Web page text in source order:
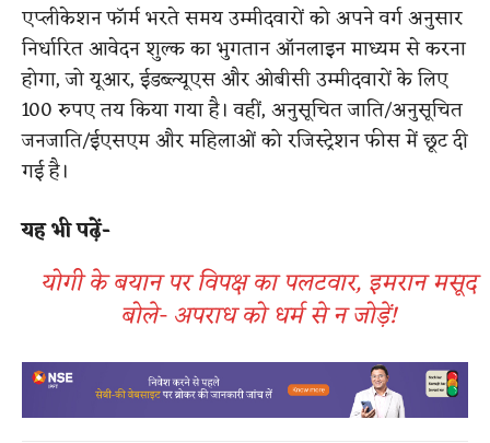
एप्लीकेशन फॉर्म भरते समय उम्मीदवारों को अपने वर्ग अनुसार
निर्धारित आवेदन शुल्क का भुगतान ऑनलाइन माध्यम से करना
होगा, जो यूआर, ईडब्ल्यूएस और ओबीसी उम्मीदवारों के लिए
100 रुपए तय किया गया है। वहीं, अनुसूचित जाति/अनुसूचित
जनजाति/ईएसएम और महिलाओं को रजिस्ट्रेशन फीस में छूट दी
गई है।
यह भी पढ़ें-
योगी के बयान पर विपक्ष का पलटवार, इमरान मसूद
बोले- अपराध को धर्म से न जोड़ें!